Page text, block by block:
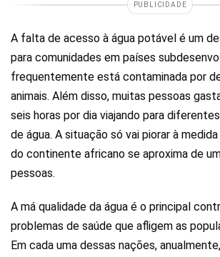
PUBLICIDADE
A falta de acesso à água potável é um
para comunidades em países
frequentemente está contaminada por
animais. Além disso, muitas pessoas
seis horas por dia viajando para
de água. A situação só vai piorar à
do continente africano se aproxima de
pessoas.
A má qualidade da água é o principal
problemas de saúde que afligem as
Em cada uma dessas nações,